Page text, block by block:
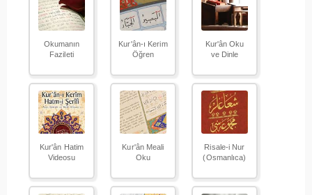
Okumanın
Fazileti
Kur'ân-ı Kerim
Öğren
Kur'ân Oku
ve Dinle
Kur'ân Hatim
Videosu
Kur'ân Meali
Oku
Risale-i Nur
(Osmanlıca)